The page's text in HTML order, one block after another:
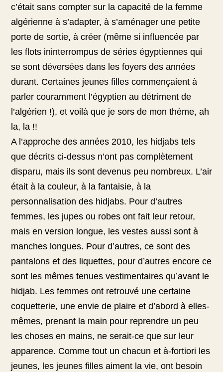
c’était sans compter sur la capacité de la femme
algérienne à s’adapter, à s’aménager une petite
porte de sortie, à créer (même si influencée par
les flots ininterrompus de séries égyptiennes qui
se sont déversées dans les foyers des années
durant. Certaines jeunes filles commençaient à
parler couramment l’égyptien au détriment de
l’algérien !), et voilà que je sors de mon thème, ah
la, la !!
A l’approche des années 2010, les hidjabs tels
que décrits ci-dessus n’ont pas complètement
disparu, mais ils sont devenus peu nombreux. L’air
était à la couleur, à la fantaisie, à la
personnalisation des hidjabs. Pour d’autres
femmes, les jupes ou robes ont fait leur retour,
mais en version longue, les vestes aussi sont à
manches longues. Pour d’autres, ce sont des
pantalons et des liquettes, pour d’autres encore ce
sont les mêmes tenues vestimentaires qu’avant le
hidjab. Les femmes ont retrouvé une certaine
coquetterie, une envie de plaire et d’abord à elles-
mêmes, prenant la main pour reprendre un peu
les choses en mains, ne serait-ce que sur leur
apparence. Comme tout un chacun et à-fortiori les
jeunes, les jeunes filles aiment la vie, ont besoin